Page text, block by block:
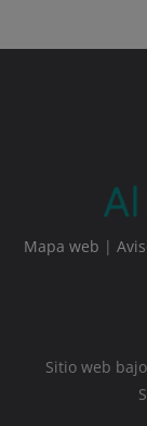
Mapa web |
Sitio web